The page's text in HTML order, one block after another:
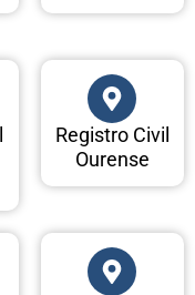
Registro Civil
Ourense